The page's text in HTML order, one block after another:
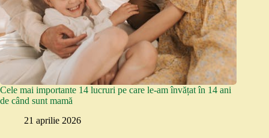
Cele mai importante 14 lucruri pe care le-am învățat în 14 ani
de când sunt mamă
21 aprilie 2026